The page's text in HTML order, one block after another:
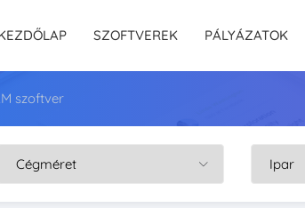
SZOFTVEREK PÁLYÁZATOK
szoftver